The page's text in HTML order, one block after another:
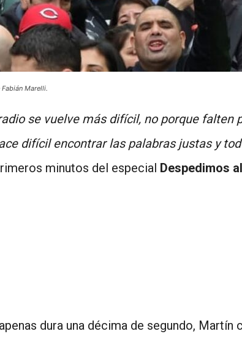
Marelli.
se vuelve más difícil, no porque falten
difícil encontrar las palabras justas y
minutos del especial Despedimos
dura una décima de segundo, Martín